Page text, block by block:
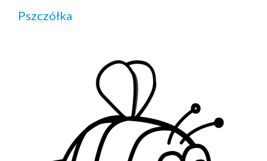
Pszczółka